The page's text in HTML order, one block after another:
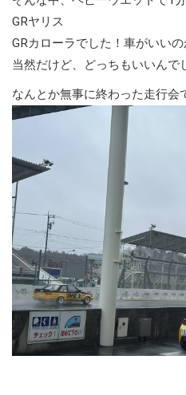
GRヤリス
GRカローラでした！車がいい
当然だけど、どっちもいいんで
なんとか無事に終わった走行会